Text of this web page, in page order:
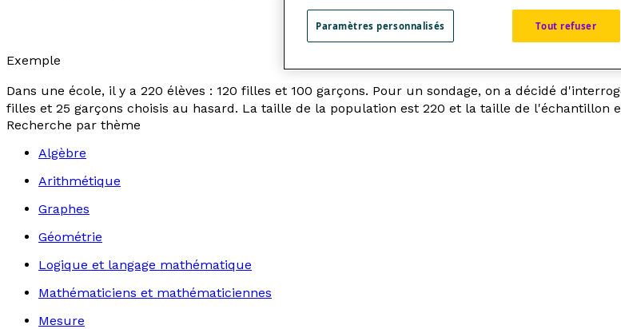
Exemple
Dans une école, il y a 220 élèves : 120 filles et 100 garçons. Pour un sondage, on a décidé
filles et 25 garçons choisis au hasard. La taille de la population est 220 et la taille de l'échantillon
Recherche par thème
Algèbre
Arithmétique
Graphes
Géométrie
Logique et langage mathématique
Mathématiciens et mathématiciennes
Mesure
Tout refuser
Paramètres personnalisés